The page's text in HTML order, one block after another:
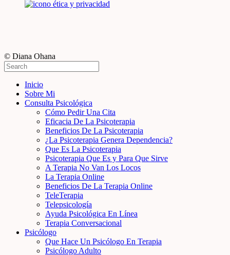
© Diana Ohana
Inicio
Sobre Mi
Consulta Psicológica
Cómo Pedir Una Cita
Eficacia De La Psicoterapia
Beneficios De La Psicoterapia
¿La Psicoterapia Genera Dependencia?
Que Es La Psicoterapia
Psicoterapia Que Es y Para Que Sirve
A Terapia No Van Los Locos
La Terapia Online
Beneficios De La Terapia Online
TeleTerapia
Telepsicología
Ayuda Psicológica En Línea
Terapia Conversacional
Psicólogo
Que Hace Un Psicólogo En Terapia
Psicólogo Adulto